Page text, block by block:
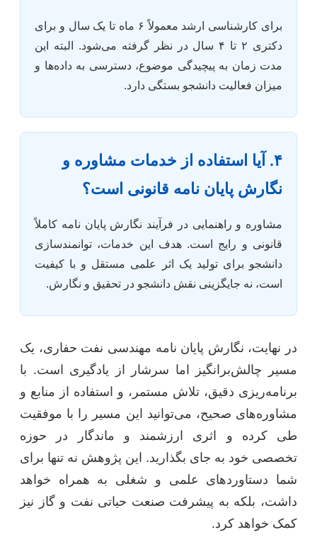
برای کارشناسی ارشد معمولاً ۶ ماه تا یک سال و برای
دکتری ۲ تا ۴ سال در نظر گرفته می‌شود. البته این
مدت زمان به پیچیدگی موضوع، دسترسی به داده‌ها و
میزان فعالیت دانشجو بستگی دارد.
۴. آیا استفاده از خدمات مشاوره و
نگارش پایان نامه قانونی است؟
مشاوره و راهنمایی در فرآیند نگارش پایان نامه کاملاً
قانونی و رایج است. هدف این خدمات، توانمندسازی
دانشجو برای تولید یک اثر علمی مستقل و با کیفیت
است، نه جایگزینی نقش دانشجو در تحقیق و نگارش.
در نهایت، نگارش پایان نامه مهندسی نفت حفاری، یک
مسیر چالش‌برانگیز اما سرشار از یادگیری است. با
برنامه‌ریزی دقیق، تلاش مستمر، و استفاده از منابع و
مشاوره‌های صحیح، می‌توانید این مسیر را با موفقیت
طی کرده و اثری ارزشمند و ماندگار در حوزه
تخصصی خود به جای بگذارید. این پژوهش نه تنها برای
شما دستاوردهای علمی و شغلی به همراه خواهد
داشت، بلکه به پیشرفت صنعت حیاتی نفت و گاز نیز
کمک خواهد کرد.